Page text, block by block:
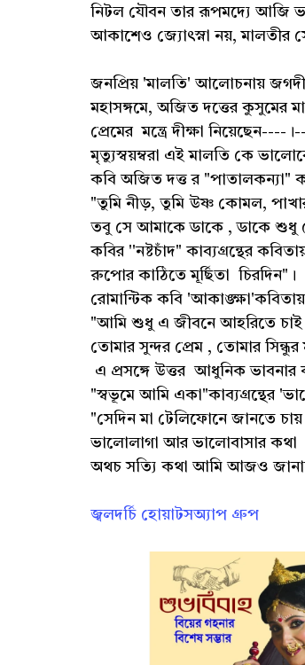
নিটল যৌবন তার রূপমদ্যে আজি
আকাশেও জ্যোৎস্না নয়, মালতীর
জনপ্রিয় 'মালতি' আলোচনায়
মহাসঙ্গমে, অজিত দত্তের কুসুমের
প্রেমের মন্ত্রে দীক্ষা
মৃত্যুস্বয়ম্বরা এই মালতি কে
কবি অজিত দত্ত র "পাতালকন্যা"
"তুমি নীড়, তুমি উষ্ণ কোমল,
তবু সে আমাকে ডাকে , ডাকে শুধু
কবির ''নষ্টচাঁদ" কাব্যগ্রন্থের
রুপোর কাঠিতে মূর্ছিতা চিরদিন"।
রোমান্টিক কবি
"আমি শুধু এ জীবনে আহরিতে চাই
তোমার সুন্দর প্রেম , তোমার
এ প্রসঙ্গে উত্তর আধুনিক ভাবনার
"স্বভূমে আমি একা"কাব্যগ্রন্থের
"সেদিন মা টেলিফোনে জানতে চায়
ভালোলাগা আর ভালোবাসার কথা
অথচ সত্যি কথা আমি আজও
জ্বলদর্চি হোয়াটসঅ্যাপ গ্রুপ